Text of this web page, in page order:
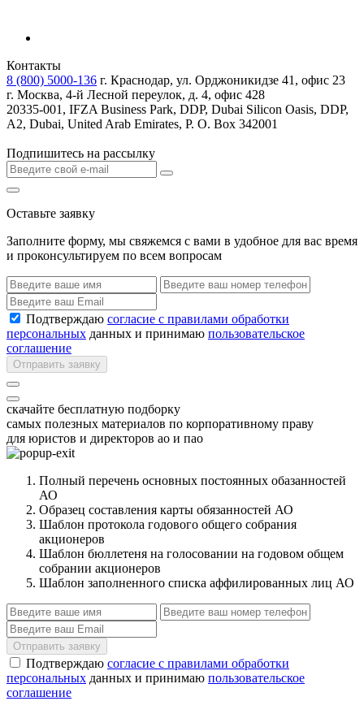
Контакты
8 (800) 5000-136 г. Краснодар, ул. Орджоникидзе 41, офис 23
г. Москва, 4-й Лесной переулок, д. 4, офис 428
20335-001, IFZA Business Park, DDP, Dubai Silicon Oasis, DDP,
A2, Dubai, United Arab Emirates, P. O. Box 342001
Подпишитесь на рассылку
Оставьте заявку
Заполните форму, мы свяжемся с вами в удобное для вас время
и проконсультируем по всем вопросам
Подтверждаю согласие с правилами обработки
персональных данных и принимаю пользовательское
соглашение
Отправить заявку
скачайте бесплатную подборку
самых полезных материалов по корпоративному праву
для юристов и директоров ао и пао
Полный перечень основных постоянных обазанностей
АО
Образец составления карты обязанностей АО
Шаблон протокола годового общего собрания
акционеров
Шаблон бюллетеня на голосовании на годовом общем
собрании акционеров
Шаблон заполненного списка аффилированных лиц АО
Отправить заявку
Подтверждаю согласие с правилами обработки
персональных данных и принимаю пользовательское
соглашение